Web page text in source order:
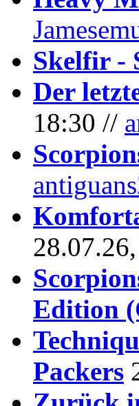
Skelfir -
Der
18:30 //
Edition
Packers